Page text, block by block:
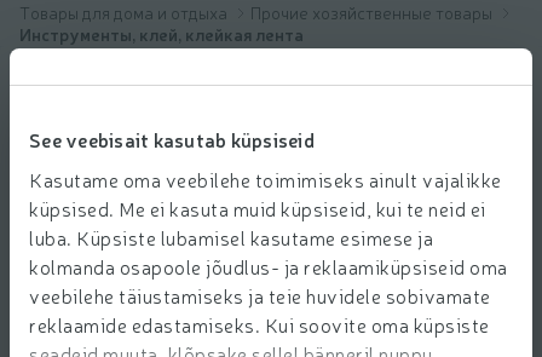
See veebisait kasutab küpsiseid
Kasutame oma veebilehe toimimiseks ainult vajalikke
küpsised. Me ei kasuta muid küpsiseid, kui te neid ei
luba. Küpsiste lubamisel kasutame esimese ja
kolmanda osapoole jõudlus- ja reklaamiküpsiseid oma
veebilehe täiustamiseks ja teie huvidele sobivamate
reklaamide edastamiseks. Kui soovite oma küpsiste
Товары для дома и отдыха
Прочие хозяйственные товары
Инструменты, клей, клейкая лента